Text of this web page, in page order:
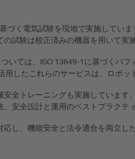
づく電気試験を現地で実施してい
試験は校正済みの機器を用いて実
いては、ISO 13849-1に基づくパ
用したこれらのサービスは、ロボ
全トレーニングも実施していま
安全設計と運用のベストプラクテ
し、機能安全と法令適合を両立し